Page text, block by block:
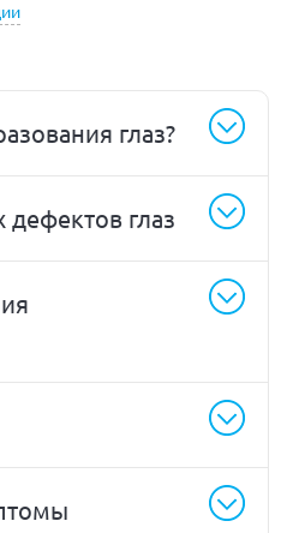
глаз?
дефектов глаз